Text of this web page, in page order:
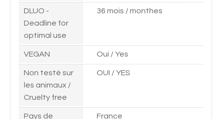
DLUO -
Deadline for
optimal use
36 mois / monthes
VEGAN Oui / Yes
Non testé sur
les animaux /
Cruelty free
OUI / YES
Pays de
France